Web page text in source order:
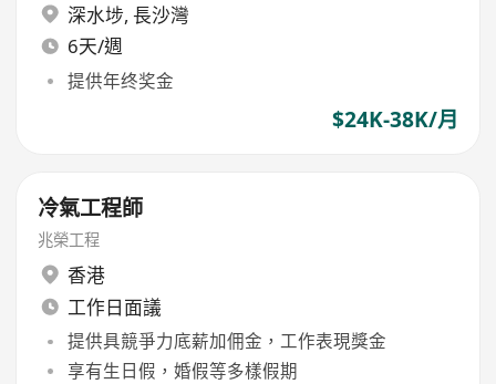
深水埗, 長沙灣
6天/週
提供年终奖金
$24K-38K/月
冷氣工程師
兆榮工程
香港
工作日面議
提供具競爭力底薪加佣金，工作表現獎金
享有生日假，婚假等多樣假期